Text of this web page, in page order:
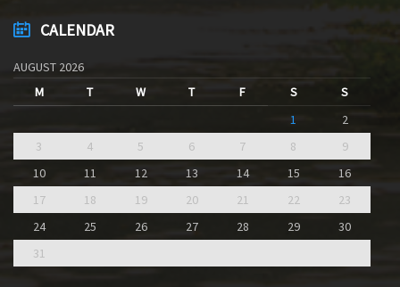
CALENDAR
AUGUST 2026
M
T W T F S
S
1
2
3
4 5 6 7 8
9
10
11 12 13 14 15
16
17
18 19 20 21 22
23
24
25 26 27 28 29
30
31